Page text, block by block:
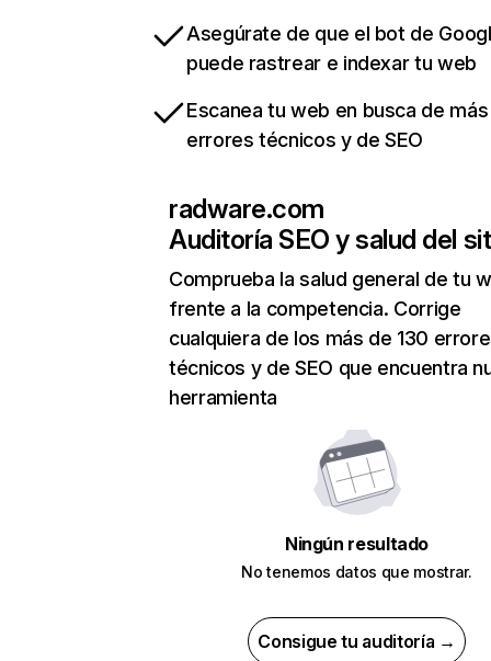
Asegúrate de que el bot de
puede rastrear e indexar tu web
Escanea tu web en busca de
errores técnicos y de SEO
radware.com
Auditoría SEO y salud del
Comprueba la salud general de tu
frente a la competencia. Corrige
cualquiera de los más de 130
técnicos y de SEO que encuentra
herramienta
Ningún resultado
No tenemos datos que mostrar.
Consigue tu auditoría →